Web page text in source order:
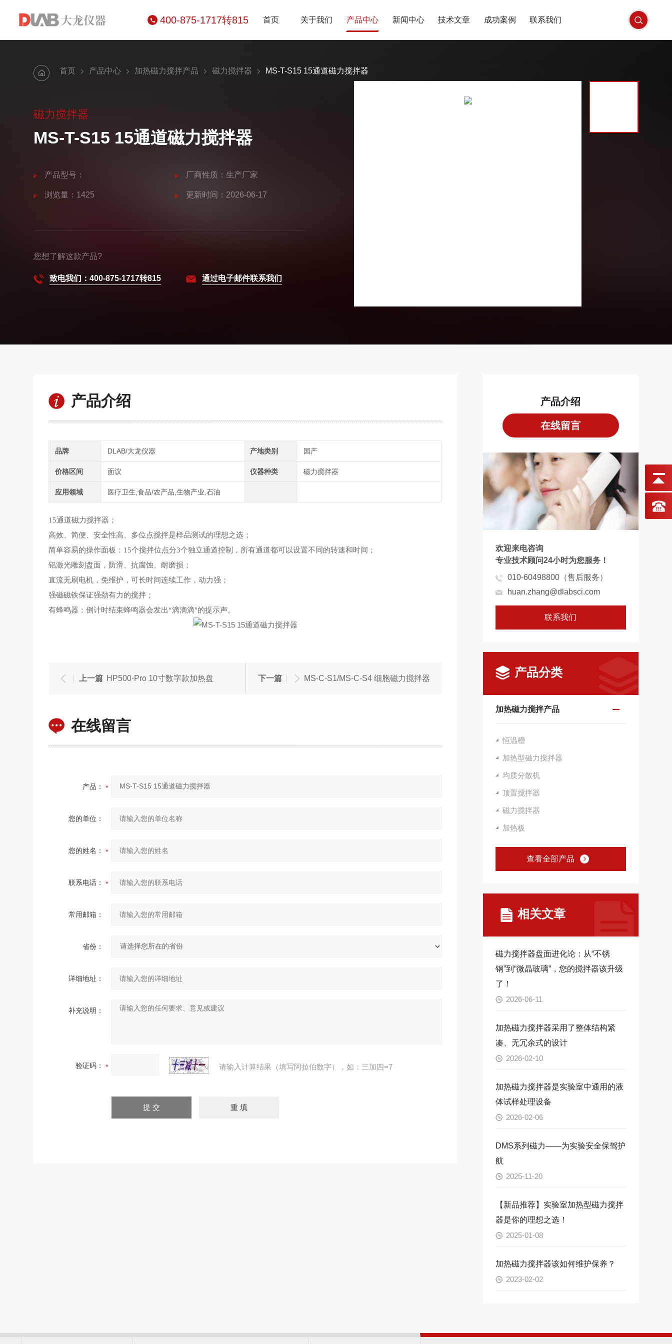
400-875-1717转815 首页 关于我们 产品中心 新闻中心 技术文章 成功案例 联系我们
首页 产品中心 加热磁力搅拌产品 磁力搅拌器 MS-T-S15 15通道磁力搅拌器
磁力搅拌器
MS-T-S15 15通道磁力搅拌器
产品型号： 厂商性质：生产厂家
浏览量：1425 更新时间：2026-06-17
您想了解这款产品?
致电我们：400-875-1717转815 通过电子邮件联系我们
产品介绍
品牌 DLAB/大龙仪器 产地类别 国产
价格区间 面议 仪器种类 磁力搅拌器
应用领域 医疗卫生,食品/农产品,生物产业,石油
15通道磁力搅拌器；
高效、简便、安全性高、多位点搅拌是样品测试的理想之选；
简单容易的操作面板：15个搅拌位点分3个独立通道控制，所有通道都可以设置不同的转速和时间；
铝激光雕刻盘面，防滑、抗腐蚀、耐磨损；
直流无刷电机，免维护，可长时间连续工作，动力强；
强磁磁铁保证强劲有力的搅拌；
有蜂鸣器：倒计时结束蜂鸣器会发出“滴滴滴"的提示声。
上一篇 HP500-Pro 10寸数字款加热盘 下一篇 MS-C-S1/MS-C-S4 细胞磁力搅拌器
在线留言
产品：
您的单位：
您的姓名：
联系电话：
常用邮箱：
省份：
详细地址：
补充说明：
验证码： 请输入计算结果（填写阿拉伯数字），如：三加四=7
产品介绍
在线留言
欢迎来电咨询
专业技术顾问24小时为您服务！
010-60498800（售后服务）
huan.zhang@dlabsci.com
联系我们
产品分类
加热磁力搅拌产品
恒温槽
加热型磁力搅拌器
均质分散机
顶置搅拌器
磁力搅拌器
加热板
查看全部产品
相关文章
磁力搅拌器盘面进化论：从“不锈
钢”到“微晶玻璃”，您的搅拌器该升级
了！
2026-06-11
加热磁力搅拌器采用了整体结构紧
凑、无冗余式的设计
2026-02-10
加热磁力搅拌器是实验室中通用的液
体试样处理设备
2026-02-06
DMS系列磁力——为实验安全保驾护
航
2025-11-20
【新品推荐】实验室加热型磁力搅拌
器是你的理想之选！
2025-01-08
加热磁力搅拌器该如何维护保养？
2023-02-02